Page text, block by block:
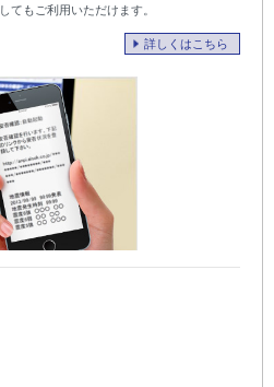
てもご利用いただけます。
詳しくはこちら